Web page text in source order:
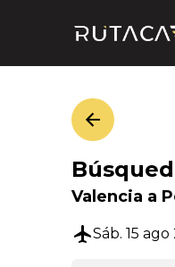
Valencia a
Sáb. 15